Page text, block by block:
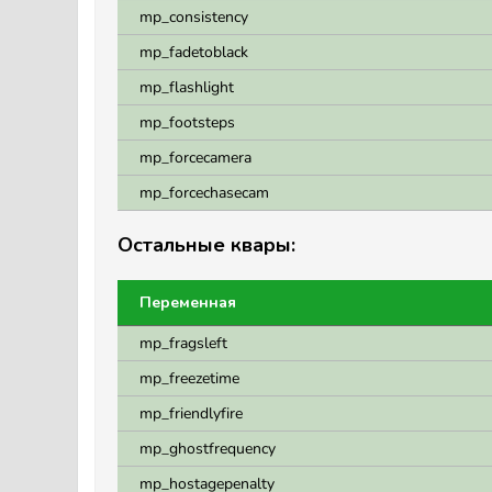
mp_consistency
mp_fadetoblack
mp_flashlight
mp_footsteps
mp_forcecamera
mp_forcechasecam
Остальные квары:
Переменная
mp_fragsleft
mp_freezetime
mp_friendlyfire
mp_ghostfrequency
mp_hostagepenalty